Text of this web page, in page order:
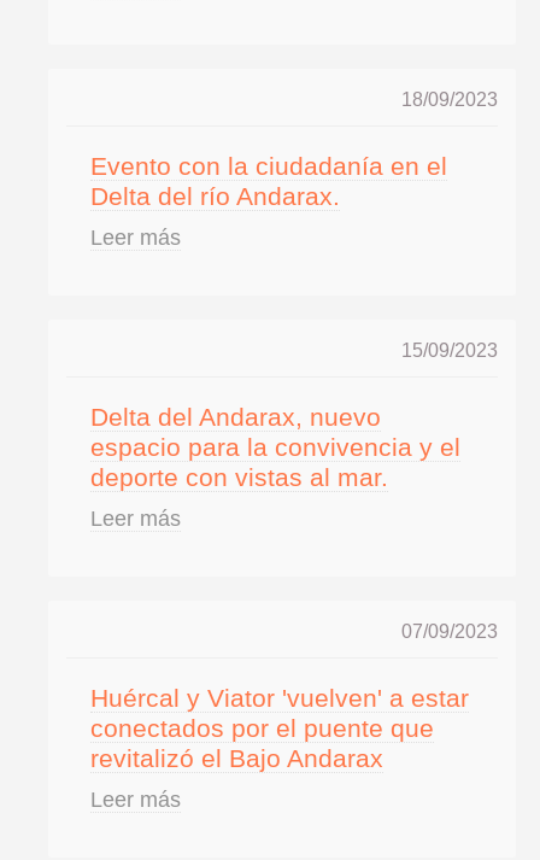
18/09/2023
Evento con la ciudadanía en el
Delta del río Andarax.
Leer más
15/09/2023
Delta del Andarax, nuevo
espacio para la convivencia y el
deporte con vistas al mar.
Leer más
07/09/2023
Huércal y Viator 'vuelven' a estar
conectados por el puente que
revitalizó el Bajo Andarax
Leer más